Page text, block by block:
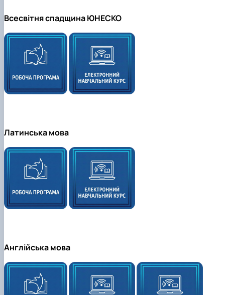
Всесвітня спадщина ЮНЕСКО
Латинська мова
Англійська мова